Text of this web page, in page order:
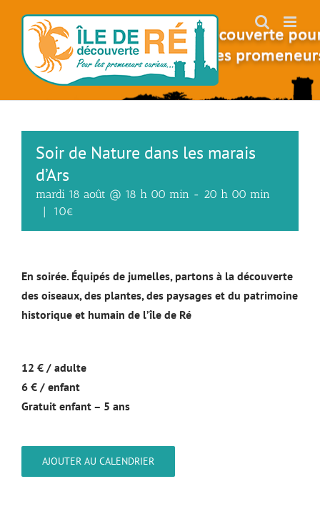
Soir de Nature dans les marais
d’Ars
mardi 18 août @ 18 h 00 min - 20 h 00 min
|
10€
En soirée. Équipés de jumelles, partons à la découverte
des oiseaux, des plantes, des paysages et du patrimoine
historique et humain de l’île de Ré
12 € / adulte
6 € / enfant
Gratuit enfant – 5 ans
AJOUTER AU CALENDRIER